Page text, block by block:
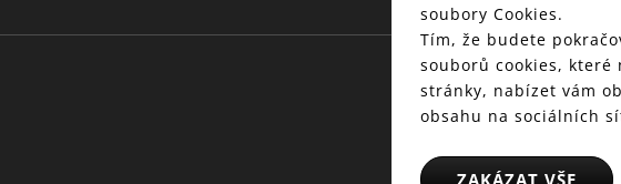
soubory Cookies.
Tím, že budete
souborů cookies,
stránky, nabízet vám
obsahu na sociálních
ZAKÁZAT VŠE